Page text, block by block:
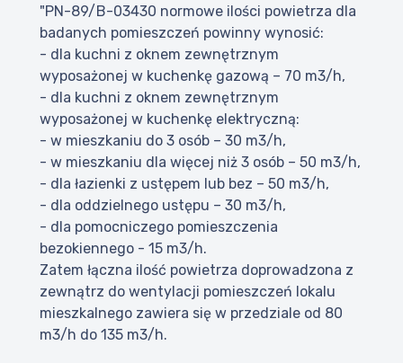
"PN-89/B-03430 normowe ilości powietrza dla
badanych pomieszczeń powinny wynosić:
- dla kuchni z oknem zewnętrznym
wyposażonej w kuchenkę gazową – 70 m3/h,
- dla kuchni z oknem zewnętrznym
wyposażonej w kuchenkę elektryczną:
- w mieszkaniu do 3 osób – 30 m3/h,
- w mieszkaniu dla więcej niż 3 osób – 50 m3/h,
- dla łazienki z ustępem lub bez – 50 m3/h,
- dla oddzielnego ustępu – 30 m3/h,
- dla pomocniczego pomieszczenia
bezokiennego - 15 m3/h.
Zatem łączna ilość powietrza doprowadzona z
zewnątrz do wentylacji pomieszczeń lokalu
mieszkalnego zawiera się w przedziale od 80
m3/h do 135 m3/h.